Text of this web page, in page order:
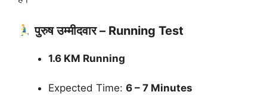
पुरुष उम्मीदवार – Running Test
1.6 KM Running
Expected Time: 6 – 7 Minutes